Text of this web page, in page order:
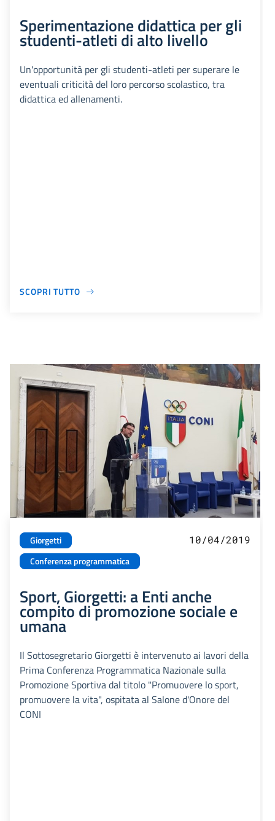
Sperimentazione didattica per gli
studenti-atleti di alto livello
Un'opportunità per gli studenti-atleti per superare le
eventuali criticità del loro percorso scolastico, tra
didattica ed allenamenti.
SCOPRI TUTTO
Giorgetti
Conferenza programmatica
10/04/2019
Sport, Giorgetti: a Enti anche
compito di promozione sociale e
umana
Il Sottosegretario Giorgetti è intervenuto ai lavori della
Prima Conferenza Programmatica Nazionale sulla
Promozione Sportiva dal titolo "Promuovere lo sport,
promuovere la vita", ospitata al Salone d'Onore del
CONI